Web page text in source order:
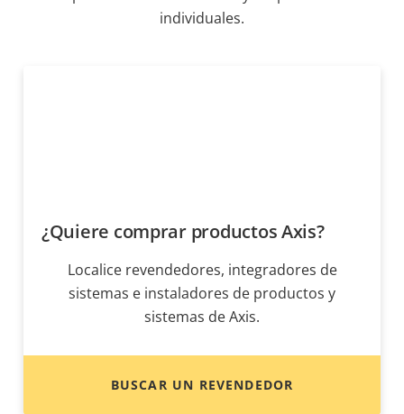
individuales.
¿Quiere comprar productos Axis?
Localice revendedores, integradores de
sistemas e instaladores de productos y
sistemas de Axis.
BUSCAR UN REVENDEDOR